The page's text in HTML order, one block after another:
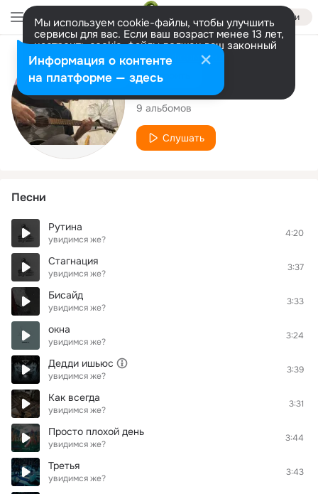
Войти
Мы используем cookie-файлы, чтобы улучшить
сервисы для вас. Если ваш возраст менее 13 лет,
настроить cookie-файлы должен ваш законный
представитель. Больше информации
Разрешить все Настроить
Исполнитель
увидимся же?
9 альбомов
Слушать
Песни
Рутина
увидимся же?
4:20
Стагнация
увидимся же?
3:37
Бисайд
увидимся же?
3:33
окна
увидимся же?
3:24
Дедди ишьюс
увидимся же?
3:39
Как всегда
увидимся же?
3:31
Просто плохой день
увидимся же?
3:44
Третья
увидимся же?
3:43
Информация о контенте
на платформе — здесь